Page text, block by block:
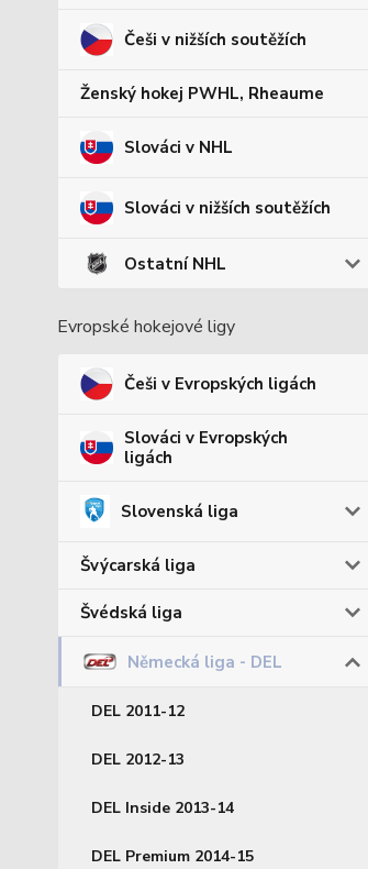
Češi v nižších soutěžích
Ženský hokej PWHL, Rheaume
Slováci v NHL
Slováci v nižších soutěžích
Ostatní NHL
Evropské hokejové ligy
Češi v Evropských ligách
Slováci v Evropských
ligách
Slovenská liga
Švýcarská liga
Švédská liga
Německá liga - DEL
DEL 2011-12
DEL 2012-13
DEL Inside 2013-14
DEL Premium 2014-15